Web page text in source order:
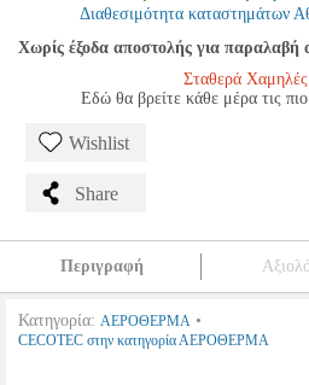
Διαθεσιμότητα καταστημάτων
Χωρίς έξοδα αποστολής για παραλαβή
Σταθερά
Εδώ θα βρείτε κάθε μέρα τις πιο
Wishlist
Share
Περιγραφή
Κατηγορία: ΑΕΡΟΘΕΡΜΑ •
CECOTEC στην κατηγορία ΑΕΡΟΘΕΡΜΑ